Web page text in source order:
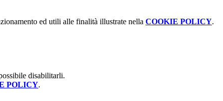
ed utili alle finalità illustrate nella COOKIE POLICY.
disabilitarli.
POLICY.